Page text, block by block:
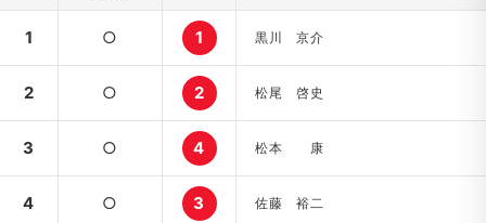
1 ○ 1 黒川 京介
2 ○ 2 松尾 啓史
3 ○ 4 松本 康
4 ○ 3 佐藤 裕二